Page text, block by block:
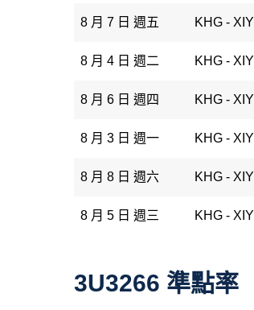
8 月 7 日 週五 KHG - XIY
8 月 4 日 週二 KHG - XIY
8 月 6 日 週四 KHG - XIY
8 月 3 日 週一 KHG - XIY
8 月 8 日 週六 KHG - XIY
8 月 5 日 週三 KHG - XIY
3U3266 準點率